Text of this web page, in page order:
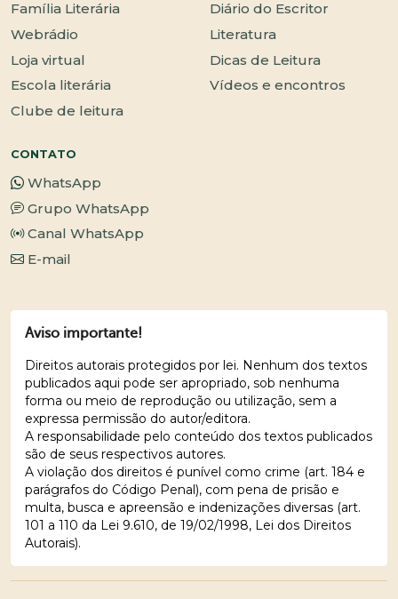
Família Literária
Webrádio
Loja virtual
Escola literária
Clube de leitura
Diário do Escritor
Literatura
Dicas de Leitura
Vídeos e encontros
CONTATO
WhatsApp
Grupo WhatsApp
Canal WhatsApp
E-mail
Aviso importante!
Direitos autorais protegidos por lei. Nenhum dos textos
publicados aqui pode ser apropriado, sob nenhuma
forma ou meio de reprodução ou utilização, sem a
expressa permissão do autor/editora.
A responsabilidade pelo conteúdo dos textos publicados
são de seus respectivos autores.
A violação dos direitos é punível como crime (art. 184 e
parágrafos do Código Penal), com pena de prisão e
multa, busca e apreensão e indenizações diversas (art.
101 a 110 da Lei 9.610, de 19/02/1998, Lei dos Direitos
Autorais).